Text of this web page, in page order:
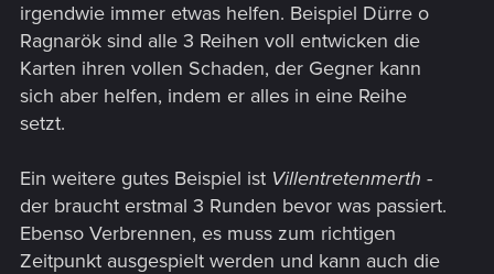
irgendwie immer etwas helfen. Beispiel Dürre o
Ragnarök sind alle 3 Reihen voll entwicken die
Karten ihren vollen Schaden, der Gegner kann
sich aber helfen, indem er alles in eine Reihe
setzt.
Ein weitere gutes Beispiel ist Villentretenmerth -
der braucht erstmal 3 Runden bevor was passiert.
Ebenso Verbrennen, es muss zum richtigen
Zeitpunkt ausgespielt werden und kann auch die